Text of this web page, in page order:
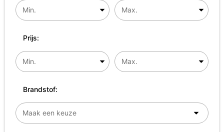
Prijs:
Brandstof: